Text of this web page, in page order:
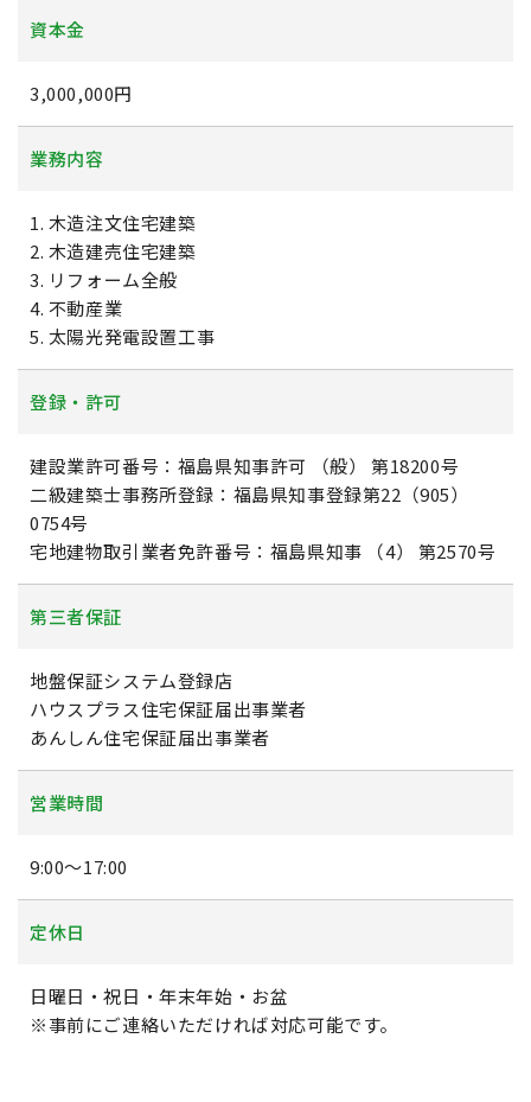
資本金
3,000,000円
業務内容
1. 木造注文住宅建築
2. 木造建売住宅建築
3. リフォーム全般
4. 不動産業
5. 太陽光発電設置工事
登録・許可
建設業許可番号：福島県知事許可 （般） 第18200号
二級建築士事務所登録：福島県知事登録第22（905）
0754号
宅地建物取引業者免許番号：福島県知事 （4） 第2570号
第三者保証
地盤保証システム登録店
ハウスプラス住宅保証届出事業者
あんしん住宅保証届出事業者
営業時間
9:00～17:00
定休日
日曜日・祝日・年末年始・お盆
※事前にご連絡いただければ対応可能です。